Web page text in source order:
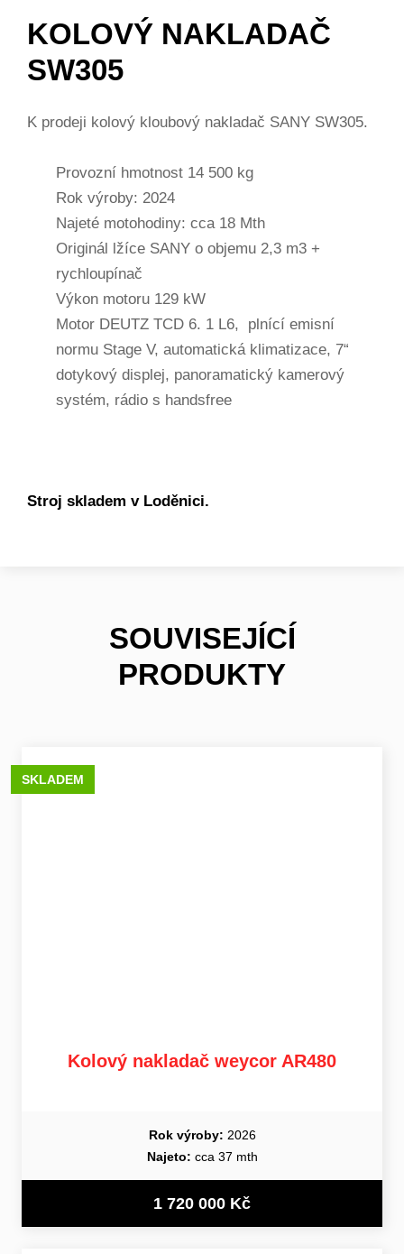
KOLOVÝ NAKLADAČ
SW305
K prodeji kolový kloubový nakladač SANY SW305.
Provozní hmotnost 14 500 kg
Rok výroby: 2024
Najeté motohodiny: cca 18 Mth
Originál lžíce SANY o objemu 2,3 m3 +
rychloupínač
Výkon motoru 129 kW
Motor DEUTZ TCD 6. 1 L6, plnící emisní
normu Stage V, automatická klimatizace, 7“
dotykový displej, panoramatický kamerový
systém, rádio s handsfree
Stroj skladem v Loděnici.
SOUVISEJÍCÍ
PRODUKTY
SKLADEM
Kolový nakladač weycor AR480
Rok výroby: 2026
Najeto: cca 37 mth
1 720 000 Kč